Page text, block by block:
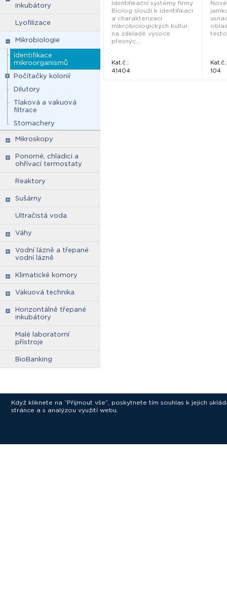
inkubátory
Lyofilizace
Mikrobiologie
Identifikace
mikroorganismů
Počítačky kolonií
Dilutory
Tlaková a vakuová
filtrace
Stomachery
Mikroskopy
Ponorné, chladici a
ohřívací termostaty
Reaktory
Sušárny
Ultračistá voda
Váhy
Vodní lázně a třepané
vodní lázně
Klimatické komory
Vakuová technika
Horizontálně třepané
inkubátory
Malé laboratorní
přístroje
BioBanking
Identifikační systémy firmy
Biolog slouží k identifikaci
a charakterizaci
mikrobiologických kultur,
na základě vysoce
přesnýc...
Kat.č.:
41404
Kat.č.:
104
Když kliknete na “Přijmout vše”, poskytnete tím souhlas k jejich
stránce a s analýzou využití webu.